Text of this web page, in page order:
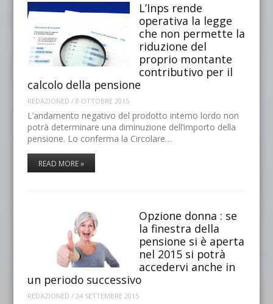
L’Inps rende
operativa la legge
che non permette la
riduzione del
proprio montante
contributivo per il
calcolo della pensione
REDAZIONED / 8 OTTOBRE 2015
L’andamento negativo del prodotto interno lordo non
potrà determinare una diminuzione dell’importo della
pensione. Lo conferma la Circolare…
READ MORE »
Opzione donna : se
la finestra della
pensione si è aperta
nel 2015 si potrà
accedervi anche in
un periodo successivo
REDAZIONED / 24 SETTEMBRE 2015